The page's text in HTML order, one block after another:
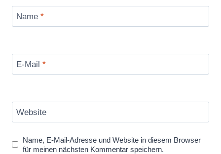
Name *
E-Mail *
Website
Name, E-Mail-Adresse und Website in diesem Browser
für meinen nächsten Kommentar speichern.